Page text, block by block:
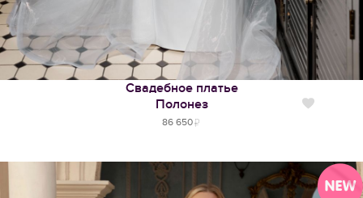
Свадебное платье
Полонез
86 650